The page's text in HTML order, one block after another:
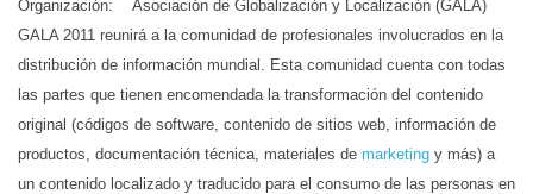
Organización: Asociación de Globalización y Localización (GALA)
GALA 2011 reunirá a la comunidad de profesionales involucrados en la
distribución de información mundial. Esta comunidad cuenta con todas
las partes que tienen encomendada la transformación del contenido
original (códigos de software, contenido de sitios web, información de
productos, documentación técnica, materiales de marketing y más) a
un contenido localizado y traducido para el consumo de las personas en